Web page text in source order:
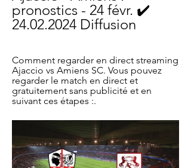
pronostics - 24 févr. ✔️
24.02.2024 Diffusion
Comment regarder en direct streaming
Ajaccio vs Amiens SC. Vous pouvez
regarder le match en direct et
gratuitement sans publicité et en
suivant ces étapes :.